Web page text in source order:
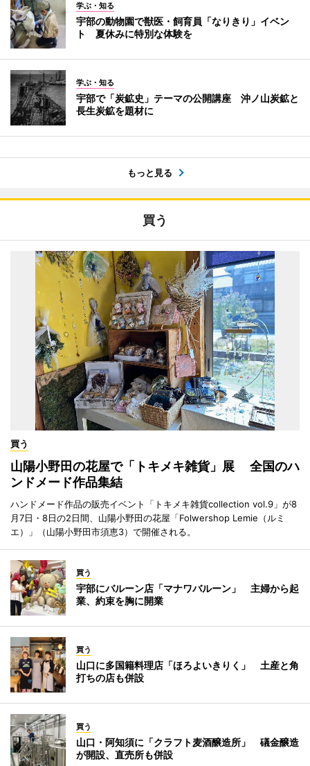
学ぶ・知る
宇部の動物園で獣医・飼育員「なりきり」イベン
ト 夏休みに特別な体験を
学ぶ・知る
宇部で「炭鉱史」テーマの公開講座 沖ノ山炭鉱と
長生炭鉱を題材に
もっと見る
買う
買う
山陽小野田の花屋で「トキメキ雑貨」展 全国のハ
ンドメード作品集結
ハンドメード作品の販売イベント「トキメキ雑貨collection vol.9」が8
月7日・8日の2日間、山陽小野田の花屋「Folwershop Lemie（ルミ
エ）」（山陽小野田市須恵3）で開催される。
買う
宇部にバルーン店「マナワバルーン」 主婦から起
業、約束を胸に開業
買う
山口に多国籍料理店「ほろよいきりく」 土産と角
打ちの店も併設
買う
山口・阿知須に「クラフト麦酒醸造所」 礒金醸造
が開設、直売所も併設